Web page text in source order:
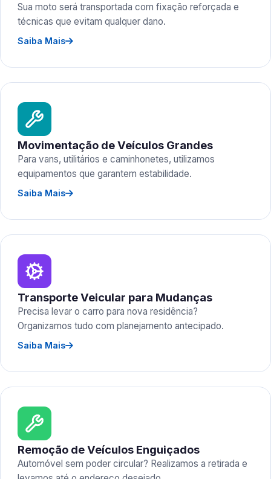
Sua moto será transportada com fixação reforçada e
técnicas que evitam qualquer dano.
Saiba Mais
Movimentação de Veículos Grandes
Para vans, utilitários e caminhonetes, utilizamos
equipamentos que garantem estabilidade.
Saiba Mais
Transporte Veicular para Mudanças
Precisa levar o carro para nova residência?
Organizamos tudo com planejamento antecipado.
Saiba Mais
Remoção de Veículos Enguiçados
Automóvel sem poder circular? Realizamos a retirada e